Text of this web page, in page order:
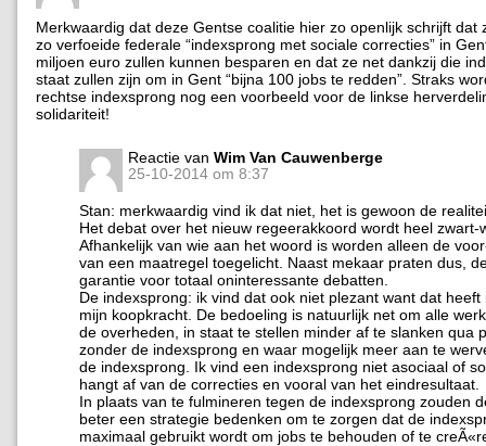
Merkwaardig dat deze Gentse coalitie hier zo openlijk schrijft dat
zo verfoeide federale “indexsprong met sociale correcties” in
miljoen euro zullen kunnen besparen en dat ze net dankzij die
staat zullen zijn om in Gent “bijna 100 jobs te redden”. Straks
rechtse indexsprong nog een voorbeeld voor de linkse
solidariteit!
Reactie van Wim Van Cauwenberge
25-10-2014 om 8:37
Stan: merkwaardig vind ik dat niet, het is gewoon de
Het debat over het nieuw regeerakkoord wordt heel zwart-
Afhankelijk van wie aan het woord is worden alleen de
van een maatregel toegelicht. Naast mekaar praten dus,
garantie voor totaal oninteressante debatten.
De indexsprong: ik vind dat ook niet plezant want dat heeft
mijn koopkracht. De bedoeling is natuurlijk net om alle
de overheden, in staat te stellen minder af te slanken qua
zonder de indexsprong en waar mogelijk meer aan te
de indexsprong. Ik vind een indexsprong niet asociaal of
hangt af van de correcties en vooral van het eindresultaat.
In plaats van te fulmineren tegen de indexsprong zouden
beter een strategie bedenken om te zorgen dat de
maximaal gebruikt wordt om jobs te behouden of te